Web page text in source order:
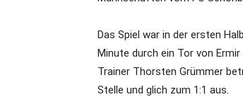
Das Spiel war in der ersten
Minute durch ein Tor von
Trainer Thorsten Grümmer
Stelle und glich zum 1:1 aus.